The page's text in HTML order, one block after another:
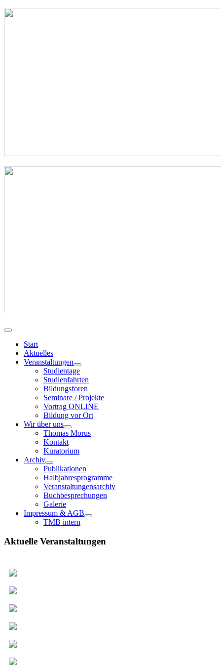
Start
Aktuelles
Veranstaltungen
Studientage
Studienfahrten
Bildungsforen
Seminare / Projekte
Vortrag ONLINE
Bildung vor Ort
Wir über uns
Thomas Morus
Kontakt
Kuratorium
Archiv
Publikationen
Halbjahresprogramme
Veranstaltungensarchiv
Buchbesprechungen
Galerie
Impressum & AGB
TMB intern
Aktuelle Veranstaltungen